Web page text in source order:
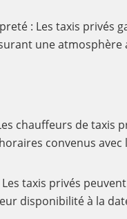
: Les taxis privés
une atmosphère
chauffeurs de taxis
convenus avec
taxis privés
disponibilité à la